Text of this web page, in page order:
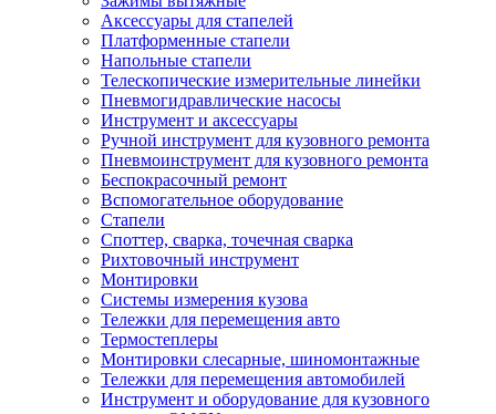
Аксессуары для стапелей
Платформенные стапели
Напольные стапели
Телескопические измерительные линейки
Пневмогидравлические насосы
Инструмент и аксессуары
Ручной инструмент для кузовного ремонта
Пневмоинструмент для кузовного ремонта
Беспокрасочный ремонт
Вспомогательное оборудование
Стапели
Споттер, сварка, точечная сварка
Рихтовочный инструмент
Монтировки
Системы измерения кузова
Тележки для перемещения авто
Термостеплеры
Монтировки слесарные, шиномонтажные
Тележки для перемещения автомобилей
Инструмент и оборудование для кузовного